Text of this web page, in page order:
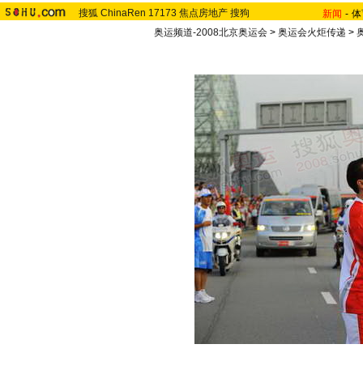
搜狐 ChinaRen 17173 焦点房地产 搜狗 新闻 -
奥运频道-2008北京奥运会> 奥运会火炬传递 >